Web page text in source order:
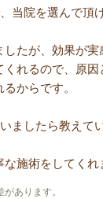
当院を選んで頂
たが、効果が実
くれるので、原因
からです。
ましたら教えて
施術をしてくれ
あります。